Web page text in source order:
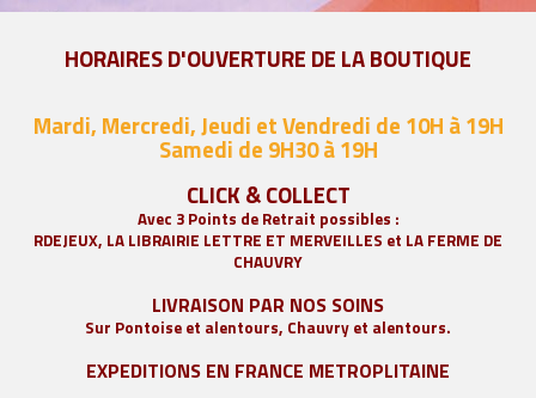
HORAIRES D'OUVERTURE DE LA BOUTIQUE
Mardi, Mercredi, Jeudi et Vendredi de 10H à 19H
Samedi de 9H30 à 19H
CLICK & COLLECT
Avec 3 Points de Retrait possibles :
RDEJEUX, LA LIBRAIRIE LETTRE ET MERVEILLES et LA FERME DE
CHAUVRY
LIVRAISON PAR NOS SOINS
Sur Pontoise et alentours, Chauvry et alentours.
EXPEDITIONS EN FRANCE METROPLITAINE